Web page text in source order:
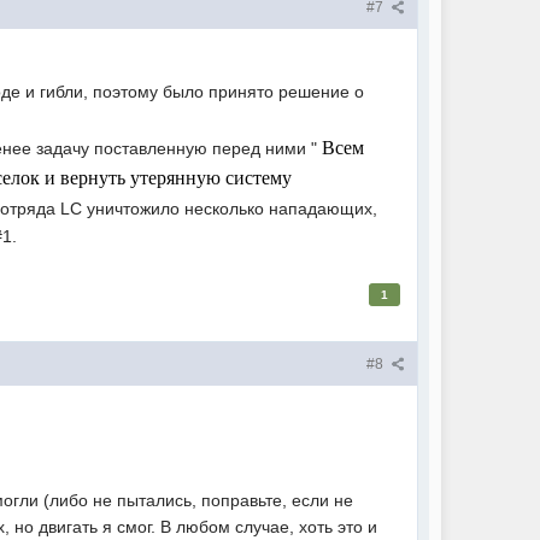
#7
и гибли, поэтому было принято решение о
задачу поставленную перед ними " Всем
и вернуть утерянную систему
LC уничтожило несколько нападающих,
1
#8
(либо не пытались, поправьте, если не
но двигать я смог. В любом случае, хоть это и